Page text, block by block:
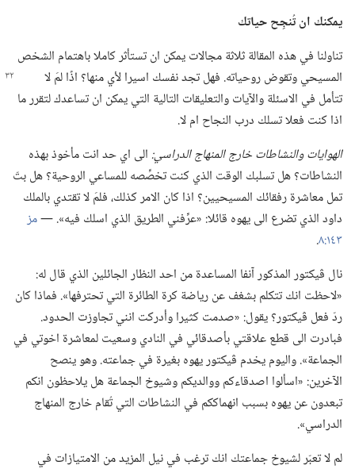
يمكنك ان تُنجِح حياتك
تناولنا في هذه المقالة ثلاثة مجالات يمكن ان تستأثر كاملا باهتمام الشخص
المسيحي وتقوض روحياته.‏ فهل تجد نفسك اسيرا لأي منها؟‏ اذًا لمَ لا
تتأمل في الاسئلة والآيات والتعليقات التالية التي يمكن ان تساعدك لتقرر ما
اذا كنت فعلا تسلك درب النجاح ام لا.‏
الهوايات والنشاطات خارج المنهاج الدراسي:‏ الى اي حد انت مأخوذ بهذه
النشاطات؟‏ هل تسلبك الوقت الذي كنت تخصِّصه للمساعي الروحية؟‏ هل بتّ
تمل معاشرة رفقائك المسيحيين؟‏ اذا كان الامر كذلك،‏ فلمَ لا تقتدي بالملك
داود الذي تضرع الى يهوه قائلا:‏ «عرِّفني الطريق الذي اسلك فيه».‏ —‏مز
١٤٣:‏٨ ‏.‏
نال ڤيكتور المذكور آنفا المساعدة من احد النظار الجائلين الذي قال له:‏
«لاحظت انك تتكلم بشغف عن رياضة كرة الطائرة التي تحترفها».‏ فماذا كان
ردّ فعل ڤيكتور؟‏ يقول:‏ «صدمت كثيرا وأدركت انني تجاوزت الحدود.‏
فبادرت الى قطع علاقتي بأصدقائي في النادي وسعيت لمعاشرة اخوتي في
الجماعة».‏ واليوم يخدم ڤيكتور يهوه بغيرة في جماعته.‏ وهو ينصح
الآخرين:‏ «اسألوا اصدقاءكم ووالديكم وشيوخ الجماعة هل يلاحظون انكم
تبعدون عن يهوه بسبب انهماككم في النشاطات التي تُقام خارج المنهاج
الدراسي».‏
لم لا تعبّر لشيوخ جماعتك انك ترغب في نيل المزيد من الامتيازات في